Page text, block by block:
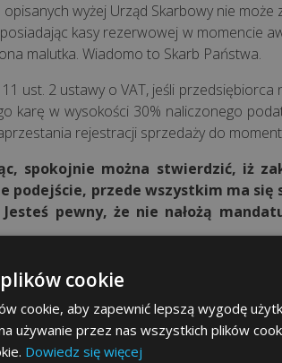
opisanych wyżej Urząd Skarbowy nie
kasy rezerwowej w momencie
malutka. Wiadomo to Skarb Państwa.
ust. 2 ustawy o VAT, jeśli
karę w wysokości 30% naliczonego
rejestracji sprzedaży do
spokojnie można stwierdzić, iż
podejście, przede wszystkim ma
Jesteś pewny, że nie nałożą
rozważyć wymianę starej
i problemy techniczne: Jeśli Twoja kasa
to zakłócać codzienną działalność
i ograniczy ryzyko awarii.
cookie
cookie, aby zapewnić lepszą wygodę
używanie przez nas wszystkich plików
Dowiedz się więcej